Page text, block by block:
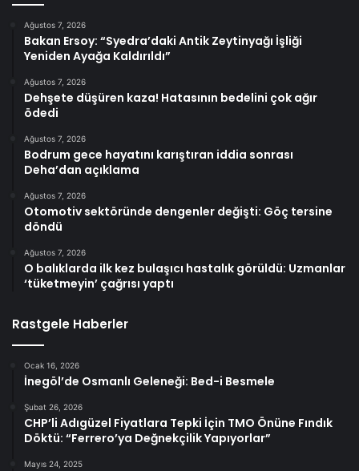
Ağustos 7, 2026
Bakan Ersoy: “Syedra’daki Antik Zeytinyağı İşliği
Yeniden Ayağa Kaldırıldı”
Ağustos 7, 2026
Dehşete düşüren kaza! Hatasının bedelini çok ağır
ödedi
Ağustos 7, 2026
Bodrum gece hayatını karıştıran iddia sonrası
Deha’dan açıklama
Ağustos 7, 2026
Otomotiv sektöründe dengenler değişti: Göç tersine
döndü
Ağustos 7, 2026
O balıklarda ilk kez bulaşıcı hastalık görüldü: Uzmanlar
‘tüketmeyin’ çağrısı yaptı
Rastgele Haberler
Ocak 16, 2026
İnegöl’de Osmanlı Geleneği: Bed-i Besmele
Şubat 26, 2026
CHP’li Adıgüzel Fiyatlara Tepki İçin TMO Önüne Fındık
Döktü: “Ferrero’ya Değnekçilik Yapıyorlar”
Mayıs 24, 2025